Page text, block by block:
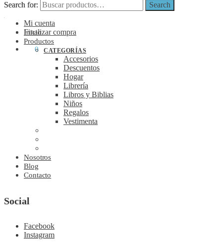
Search for: Search
Mi cuenta
Finalizar compra
0
Search for: Search
Inicio
Productos
CATEGORÍAS
Accesorios
Descuentos
Hogar
Librería
Libros y Biblias
Niños
Regalos
Vestimenta
Nosotros
Blog
Contacto
Social
Facebook
Instagram